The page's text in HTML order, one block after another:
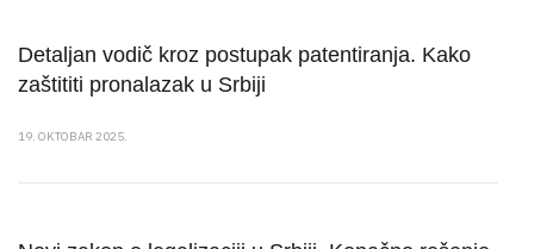
Detaljan vodič kroz postupak patentiranja. Kako
zaštititi pronalazak u Srbiji
19. OKTOBAR 2025.